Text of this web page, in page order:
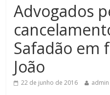
Advogados
Safadão em
João
22 de junho de 2016 admin